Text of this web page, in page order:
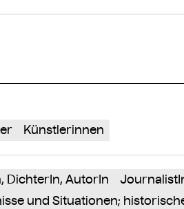
Künstlerinnen
DichterIn, AutorIn
und Situationen;